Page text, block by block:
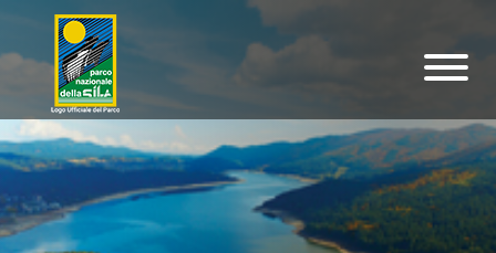
Vai al contenuto principale